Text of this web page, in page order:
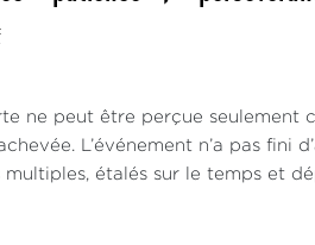
ne peut être perçue
L’événement n’a pas fini
multiples, étalés sur le temps et